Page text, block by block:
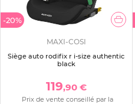
-20%
MAXI-COSI
Siège auto rodifix r i-size authentic
black
119,90 €
Prix de vente conseillé par la